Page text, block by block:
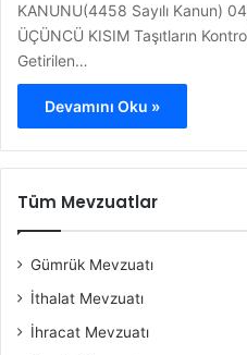
KANUNU(4458 Sayılı Kanun)
ÜÇÜNCÜ KISIM Taşıtların
Getirilen…
Devamını Oku »
Tüm Mevzuatlar
Gümrük Mevzuatı
İthalat Mevzuatı
İhracat Mevzuatı